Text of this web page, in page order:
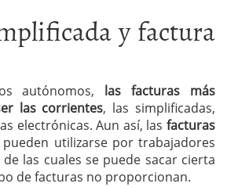
y factura
autónomos, las facturas más
las corrientes, las simplificadas,
electrónicas. Aun así, las facturas
utilizarse por trabajadores
las cuales se puede sacar cierta
de facturas no proporcionan.